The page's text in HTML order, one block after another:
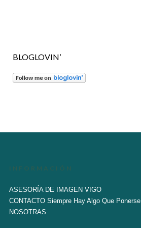
BLOGLOVIN’
INFORMACIÓN
ASESORÍA DE IMAGEN VIGO
CONTACTO Siempre Hay Algo Que Ponerse
NOSOTRAS